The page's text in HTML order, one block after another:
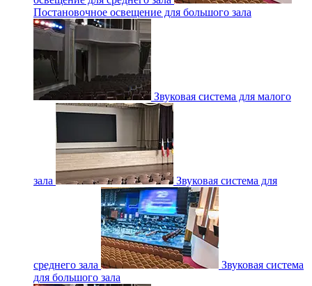
Постановочное освещение для большого зала
Звуковая система для малого
зала Звуковая система для
среднего зала
Звуковая система
для большого зала